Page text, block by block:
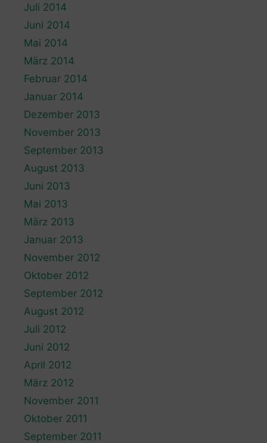
Juli 2014
Juni 2014
Mai 2014
März 2014
Februar 2014
Januar 2014
Dezember 2013
November 2013
September 2013
August 2013
Juni 2013
Mai 2013
März 2013
Januar 2013
November 2012
Oktober 2012
September 2012
August 2012
Juli 2012
Juni 2012
April 2012
März 2012
November 2011
Oktober 2011
September 2011